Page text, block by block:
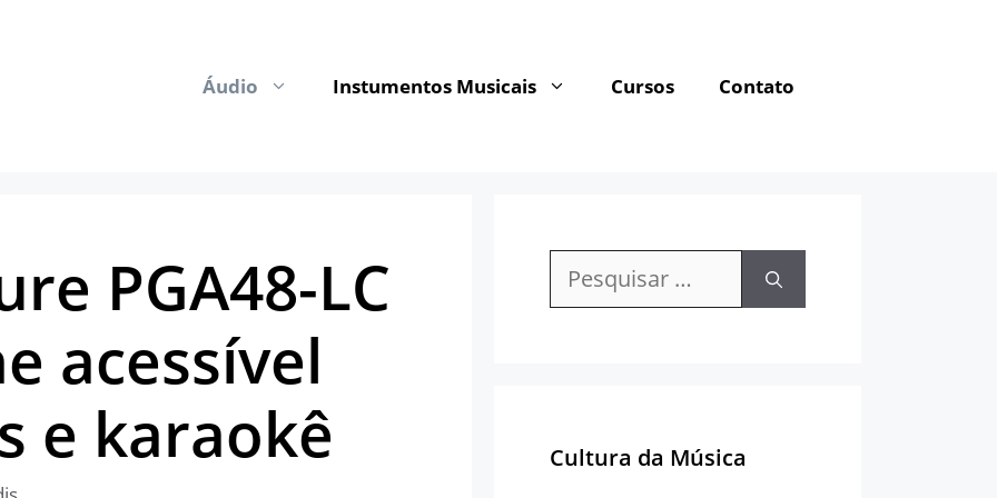
Áudio Instumentos Musicais Cursos Contato
PGA48-LC
acessível
e karaokê
Pesquisar
Cultura da Música